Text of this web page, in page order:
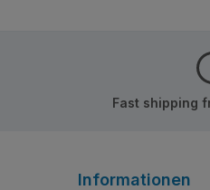
Fast shipping
Informationen